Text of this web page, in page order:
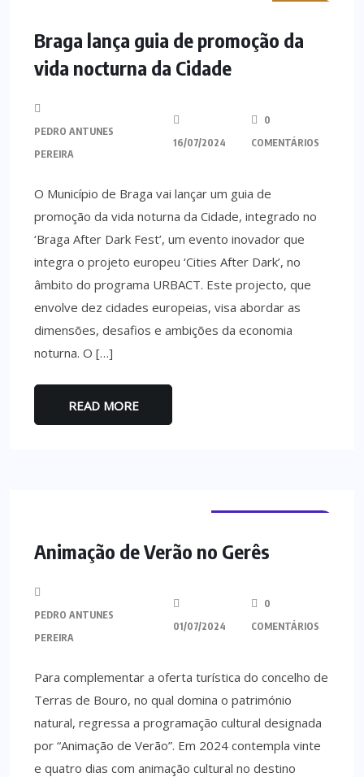
Braga lança guia de promoção da
vida nocturna da Cidade
PEDRO ANTUNES
PEREIRA
16/07/2024
0
COMENTÁRIOS
O Município de Braga vai lançar um guia de
promoção da vida noturna da Cidade, integrado no
‘Braga After Dark Fest’, um evento inovador que
integra o projeto europeu ‘Cities After Dark’, no
âmbito do programa URBACT. Este projecto, que
envolve dez cidades europeias, visa abordar as
dimensões, desafios e ambições da economia
noturna. O […]
READ MORE
Animação de Verão no Gerês
PEDRO ANTUNES
PEREIRA
01/07/2024
0
COMENTÁRIOS
Para complementar a oferta turística do concelho de
Terras de Bouro, no qual domina o património
natural, regressa a programação cultural designada
por “Animação de Verão”. Em 2024 contempla vinte
e quatro dias com animação cultural no destino